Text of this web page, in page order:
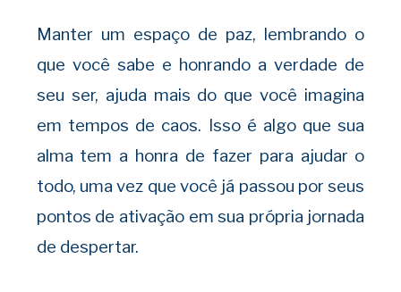
Manter um espaço de paz, lembrando o
que você sabe e honrando a verdade de
seu ser, ajuda mais do que você imagina
em tempos de caos. Isso é algo que sua
alma tem a honra de fazer para ajudar o
todo, uma vez que você já passou por seus
pontos de ativação em sua própria jornada
de despertar.